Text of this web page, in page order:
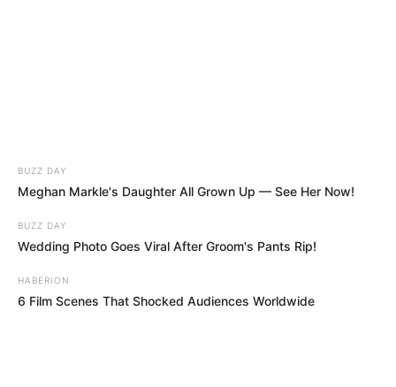
BUZZ DAY
Meghan Markle's Daughter All Grown Up — See Her Now!
BUZZ DAY
Wedding Photo Goes Viral After Groom's Pants Rip!
HABERION
6 Film Scenes That Shocked Audiences Worldwide